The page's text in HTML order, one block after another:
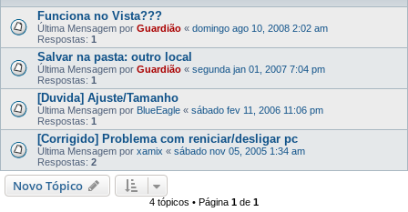
Funciona no Vista???
Última Mensagem por Guardião « domingo ago 10, 2008 2:02 am
Respostas: 1
Salvar na pasta: outro local
Última Mensagem por Guardião « segunda jan 01, 2007 7:04 pm
Respostas: 1
[Duvida] Ajuste/Tamanho
Última Mensagem por BlueEagle « sábado fev 11, 2006 11:06 pm
Respostas: 1
[Corrigido] Problema com reniciar/desligar pc
Última Mensagem por xamix « sábado nov 05, 2005 1:34 am
Respostas: 2
Novo Tópico
4 tópicos • Página 1 de 1